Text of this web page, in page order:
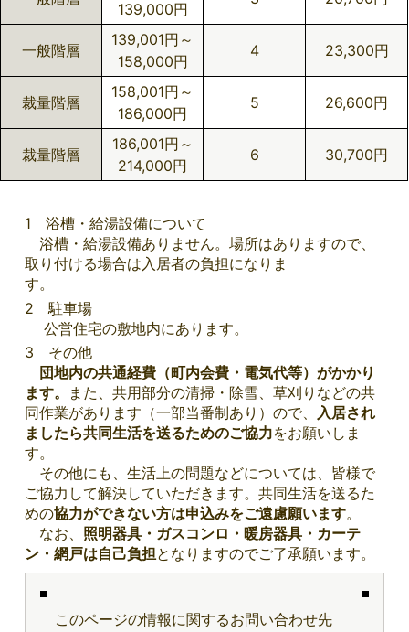
139,000円
一般階層
139,001円～
158,000円
4 23,300円
裁量階層
158,001円～
186,000円
5 26,600円
裁量階層
186,001円～
214,000円
6 30,700円
1 浴槽・給湯設備について
浴槽・給湯設備ありません。場所はありますので、
取り付ける場合は入居者の負担になりま
す。
2 駐車場
公営住宅の敷地内にあります。
3 その他
団地内の共通経費（町内会費・電気代等）がかかり
ます。
また、共用部分の清掃・除雪、草刈りなどの共
同作業があります（一部当番制あり）ので、 入居され
ましたら共同生活を送るためのご協力をお願いしま
す。
その他にも、生活上の問題などについては、皆様で
ご協力して解決していただきます。共同生活を送るた
めの協力ができない方は申込みをご遠慮願います。
なお、 照明器具・ガスコンロ・暖房器具・カーテ
ン・網戸は自己負担となりますのでご了承願います。
このページの情報に関するお問い合わせ先